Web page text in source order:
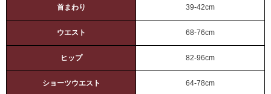
首まわり 39-42cm
ウエスト 68-76cm
ヒップ 82-96cm
ショーツウエスト 64-78cm